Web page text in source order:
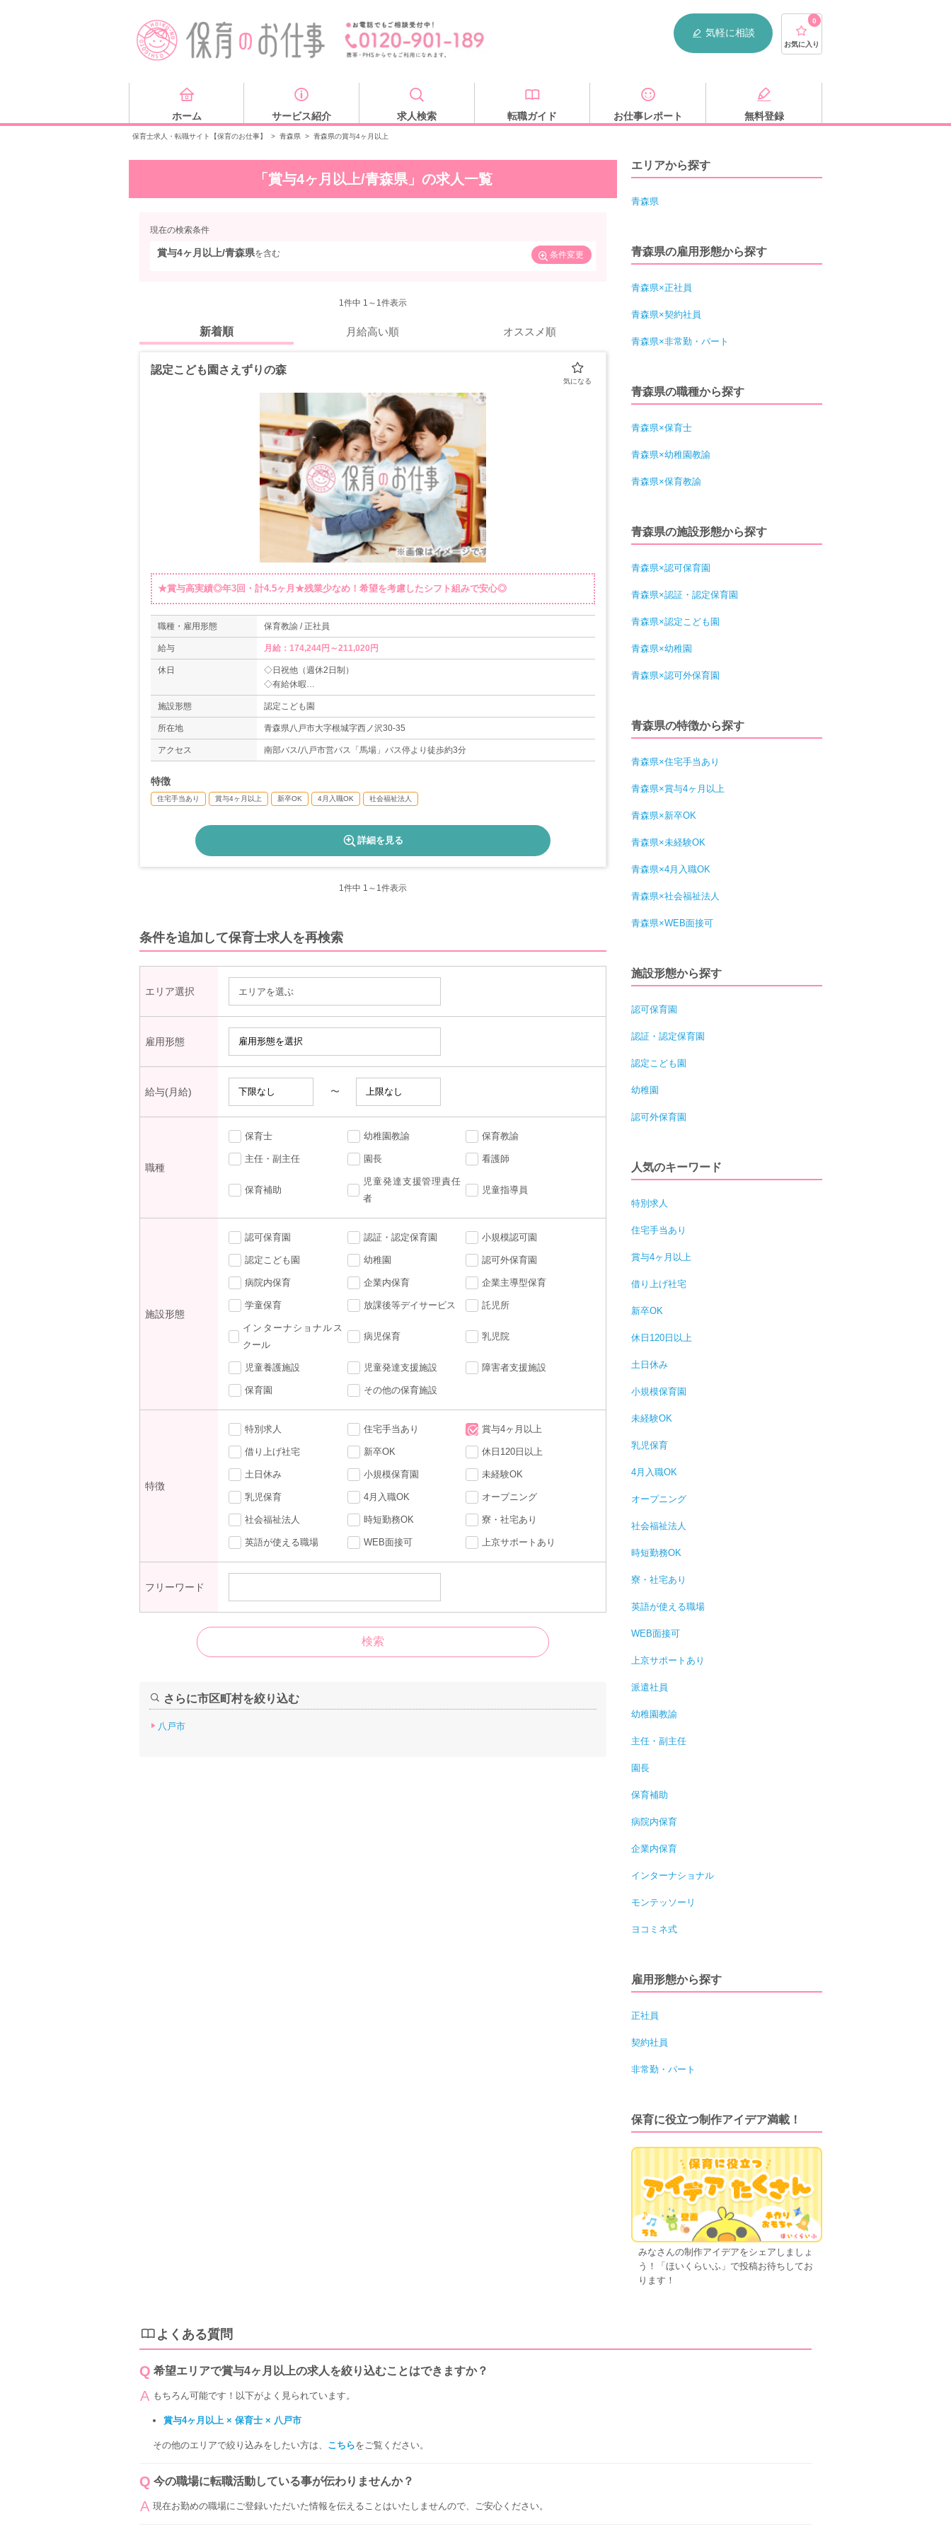
気軽に相談
0
お気に入り
ホーム サービス紹介 求人検索 転職ガイド お仕事レポート 無料登録
保育士求人・転職サイト【保育のお仕事】 > 青森県 > 青森県の賞与4ヶ月以上
「賞与4ヶ月以上/青森県」の求人一覧
現在の検索条件
賞与4ヶ月以上/青森県を含む 条件変更
1件中 1～1件表示
新着順 月給高い順 オススメ順
認定こども園さえずりの森
★賞与高実績◎年3回・計4.5ヶ月★残業少なめ！希望を考慮したシフト組みで安心◎
職種・雇用形態 保育教諭 / 正社員
給与 月給：174,244円～211,020円
休日
◇日祝他（週休2日制）
◇有給休暇
◇育児休暇（取得実績あり）
＊年間休日数113日
施設形態 認定こども園
所在地 青森県八戸市大字根城字西ノ沢30-35
アクセス 南部バス/八戸市営バス「馬場」バス停より徒歩約3分
特徴
住宅手当あり 賞与4ヶ月以上 新卒OK 4月入職OK 社会福祉法人
詳細を見る
1件中 1～1件表示
条件を追加して保育士求人を再検索
エリア選択 エリアを選ぶ
雇用形態
給与(月給) 〜
職種
保育士 幼稚園教諭 保育教諭
主任・副主任 園長 看護師
保育補助
児童発達支援管理責任
者
児童指導員
施設形態
認可保育園 認証・認定保育園 小規模認可園
認定こども園 幼稚園 認可外保育園
病院内保育 企業内保育 企業主導型保育
学童保育 放課後等デイサービス 託児所
インターナショナルス
クール
病児保育 乳児院
児童養護施設 児童発達支援施設 障害者支援施設
保育園 その他の保育施設
特徴
特別求人 住宅手当あり 賞与4ヶ月以上
借り上げ社宅 新卒OK 休日120日以上
土日休み 小規模保育園 未経験OK
乳児保育 4月入職OK オープニング
社会福祉法人 時短勤務OK 寮・社宅あり
英語が使える職場 WEB面接可 上京サポートあり
フリーワード
さらに市区町村を絞り込む
八戸市
エリアから探す
青森県
青森県の雇用形態から探す
青森県×正社員
青森県×契約社員
青森県×非常勤・パート
青森県の職種から探す
青森県×保育士
青森県×幼稚園教諭
青森県×保育教諭
青森県の施設形態から探す
青森県×認可保育園
青森県×認証・認定保育園
青森県×認定こども園
青森県×幼稚園
青森県×認可外保育園
青森県の特徴から探す
青森県×住宅手当あり
青森県×賞与4ヶ月以上
青森県×新卒OK
青森県×未経験OK
青森県×4月入職OK
青森県×社会福祉法人
青森県×WEB面接可
施設形態から探す
認可保育園
認証・認定保育園
認定こども園
幼稚園
認可外保育園
人気のキーワード
特別求人
住宅手当あり
賞与4ヶ月以上
借り上げ社宅
新卒OK
休日120日以上
土日休み
小規模保育園
未経験OK
乳児保育
4月入職OK
オープニング
社会福祉法人
時短勤務OK
寮・社宅あり
英語が使える職場
WEB面接可
上京サポートあり
派遣社員
幼稚園教諭
主任・副主任
園長
保育補助
病院内保育
企業内保育
インターナショナル
モンテッソーリ
ヨコミネ式
雇用形態から探す
正社員
契約社員
非常勤・パート
保育に役立つ制作アイデア満載！
みなさんの制作アイデアをシェアしましょ
う！「ほいくらいふ」で投稿お待ちしてお
ります！
よくある質問
希望エリアで賞与4ヶ月以上の求人を絞り込むことはできますか？
もちろん可能です！以下がよく見られています。
賞与4ヶ月以上 × 保育士 × 八戸市
その他のエリアで絞り込みをしたい方は、 こちらをご覧ください。
今の職場に転職活動している事が伝わりませんか？
現在お勤めの職場にご登録いただいた情報を伝えることはいたしませんので、ご安心ください。